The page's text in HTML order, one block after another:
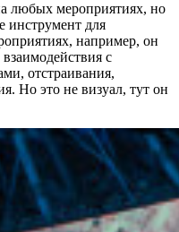
любых мероприятиях, но
инструмент для
например, он
с
отстраивания,
Но это не визуал, тут он